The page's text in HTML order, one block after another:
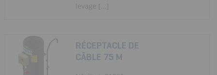
levage [...]
RÉCEPTACLE DE
CÂBLE 75 M